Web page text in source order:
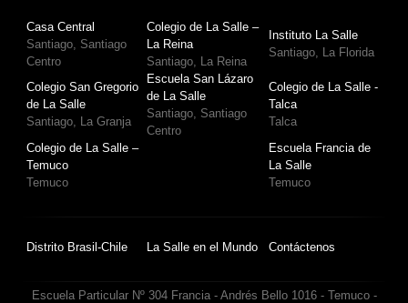
Casa Central
Santiago, Santiago
Centro
Colegio de La Salle –
La Reina
Santiago, La Reina
Instituto La Salle
Santiago, La Florida
Colegio San Gregorio
de La Salle
Santiago, La Granja
Escuela San Lázaro
de La Salle
Santiago, Santiago
Centro
Colegio de La Salle -
Talca
Talca
Colegio de La Salle –
Temuco
Temuco
Escuela Francia de
La Salle
Temuco
Distrito Brasil-Chile La Salle en el Mundo Contáctenos
Escuela Particular Nº 304 Francia - Andrés Bello 1016 - Temuco -